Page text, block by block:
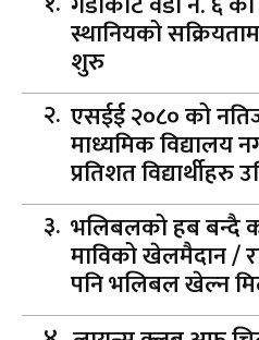
स्थानियको
शुरु
एसईई २०८० को
माध्यमिक विद्यालय
प्रतिशत विद्यार्थीहरु
भलिबलको हब बन्दै
माविको खेलमैदान /
पनि भलिबल खेल्न